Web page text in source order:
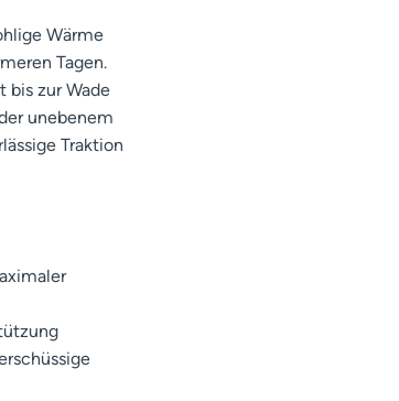
Wärme
Tagen.
bis zur Wade
unebenem
Traktion